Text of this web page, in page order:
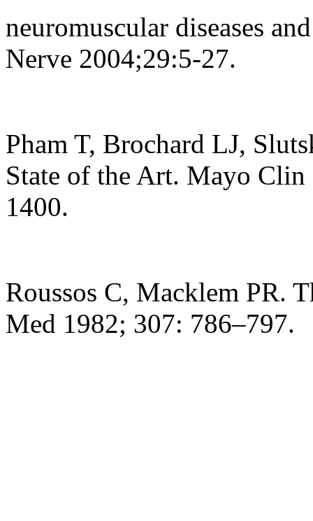
neuromuscular diseases
Nerve 2004;29:5-27.
Pham T, Brochard LJ,
State of the Art. Mayo
1400.
Roussos C, Macklem PR.
Med 1982; 307: 786–797.